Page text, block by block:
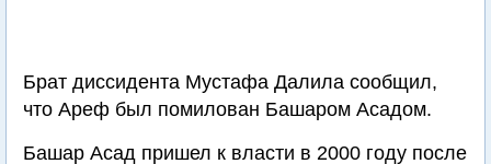
Брат диссидента Мустафа Далила сообщил,
что Ареф был помилован Башаром Асадом.
Башар Асад пришел к власти в 2000 году после